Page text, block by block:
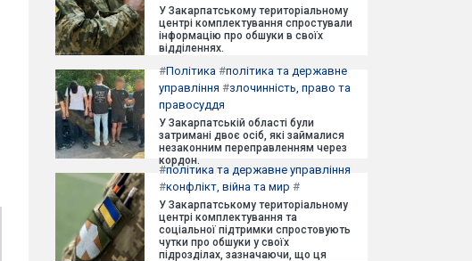
У Закарпатському територіальному
центрі комплектування спростували
інформацію про обшуки в своїх
відділеннях.
#Політика #політика та державне
управління #злочинність, право та
правосуддя
У Закарпатській області були
затримані двоє осіб, які займалися
незаконним переправленням через
кордон.
#політика та державне управління
#конфлікт, війна та мир #
У Закарпатському територіальному
центрі комплектування та
соціальної підтримки спростовують
чутки про обшуки у своїх
підрозділах, зазначаючи, що ця